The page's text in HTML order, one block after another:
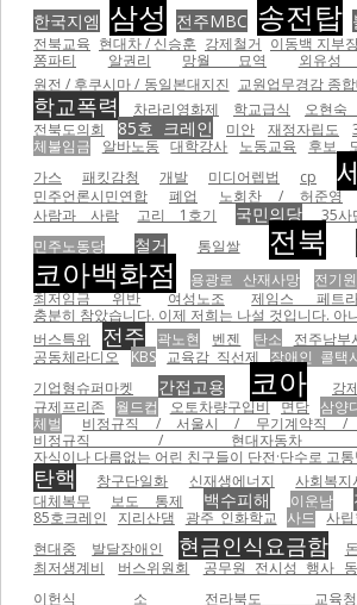
한국지엠 삼성 전주MBC 송전탑
전북교육 현대차 / 신승훈 강제철거 이동백 지부
쫑파티
알권리 망월 묘역 외유
원전 / 후쿠시마 / 동일본대지진 교원업무경감 종
학교폭력
차라리영화제 학교급식 오현숙
전북도의회
85호 크레인 미안 재정자립도
체불임금
알바노동 대학강사 노동교육 후보
가스
패킷감청 개발 미디어렙법 cp
민주언론시민연합
폐업 노회찬 / 허준영
사람과 사람
고리 1호기 국민의당 35사
민주노동당 철거 통일쌀 전북
코아백화점 용광로 산재사망 전기원
최저임금 위반
여성노조 제임스 페트
충분히 참았습니다. 이제 저희는 나설 것입니다.
버스특위
전주 곽노현 벤젠 탄소 전주남부
공동체라디오 KBS 교육감 직선제 장애인 콜택
기업형슈퍼마켓
간접고용 코아 강
규제프리존
월드컵 오토차량구입비 면담 삼양
체벌
비정규직 / 서울시 / 무기계약직 /
비정규직 / 현대자동차
자식이나 다름없는 어린 친구들이 단전·단수로 고
탄핵 창구단일화 신재생에너지 사회복지
대체복무
보도 통제 백수피해 이운남
85호크레인
지리산댐 광주 인화학교 사드 사
현대중
발달장애인 현금인식요금함
최저생계비 버스위원회 공무원 전시성 행사
이헌식
소 전라북도 교육청